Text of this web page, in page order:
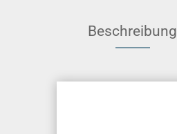
Beschreibung